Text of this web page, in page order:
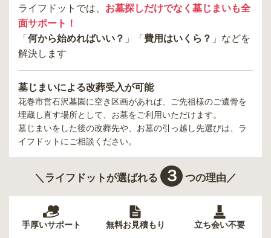
ライフドットでは、 お墓探しだけでなく墓じまいも全
面サポート！
「 何から始めればいい？ 」「 費用はいくら？ 」などを
解決します
墓じまいによる改葬受入が可能
花巻市営石沢墓園に空き区画があれば、ご先祖様のご遺骨を
埋蔵し直す場所として、お墓をご利用いただけます。
墓じまいをした後の改葬先や、お墓の引っ越し先選びは、ラ
イフドットにご相談ください。
＼ライフドットが選ばれる ３ つの理由／
手厚いサポート 無料お見積もり 立ち会い不要